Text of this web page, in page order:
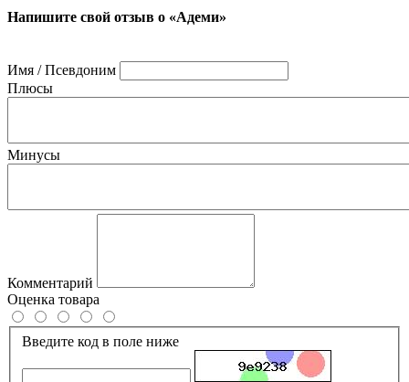
Напишите свой отзыв о «Адеми»
Имя / Псевдоним
Плюсы
Минусы
Комментарий
Оценка товара
Введите код в поле ниже